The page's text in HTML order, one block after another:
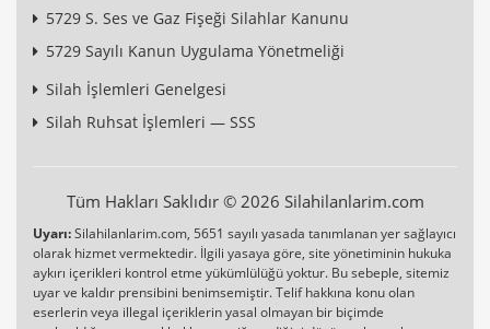
5729 S. Ses ve Gaz Fişeği Silahlar Kanunu
5729 Sayılı Kanun Uygulama Yönetmeliği
Silah İşlemleri Genelgesi
Silah Ruhsat İşlemleri — SSS
Tüm Hakları Saklıdır © 2026 Silahilanlarim.com
Uyarı:Silahilanlarim.com, 5651 sayılı yasada tanımlanan yer sağlayıcı
olarak hizmet vermektedir. İlgili yasaya göre, site yönetiminin hukuka
aykırı içerikleri kontrol etme yükümlülüğü yoktur. Bu sebeple, sitemiz
uyar ve kaldır prensibini benimsemiştir. Telif hakkına konu olan
eserlerin veya illegal içeriklerin yasal olmayan bir biçimde